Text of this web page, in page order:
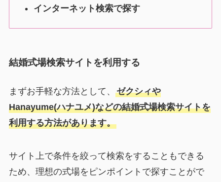
インターネット検索で探す
結婚式場検索サイトを利用する
まずお手軽な方法として、 ゼクシィや
Hanayume(ハナユメ)などの結婚式場検索サイトを
利用する方法があります。
サイト上で条件を絞って検索をすることもできる
ため、理想の式場をピンポイントで探すことがで